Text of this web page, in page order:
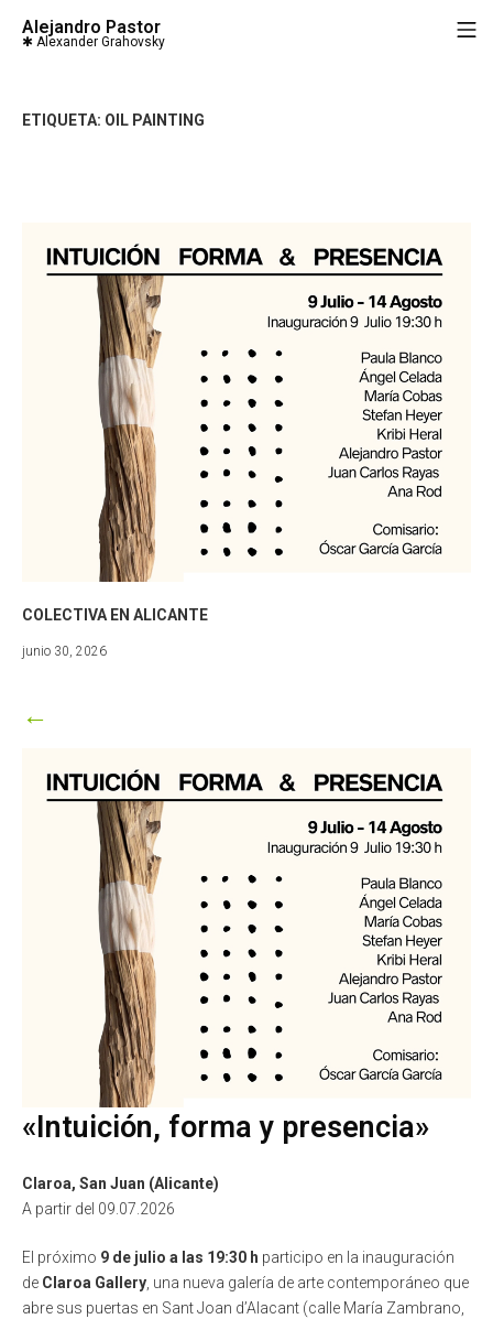
Alejandro Pastor
ETIQUETA: OIL PAINTING
COLECTIVA EN ALICANTE
junio 30, 2026junio
←
«Intuición, forma y presencia»
Claroa, San Juan (Alicante)
A partir del 09.07.2026
El próximo 9 de julio a las 19:30 h participo en la inauguración
de Claroa Gallery, una nueva galería de arte contemporáneo que
abre sus puertas en Sant Joan d’Alacant (calle María Zambrano,